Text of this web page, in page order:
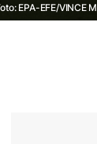
EPA-EFE/VINCE